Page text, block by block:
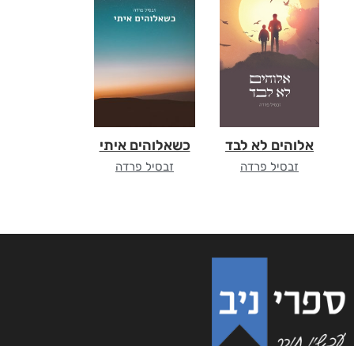
אלוהים לא לבד
זבסיל פרדה
כשאלוהים איתי
זבסיל פרדה